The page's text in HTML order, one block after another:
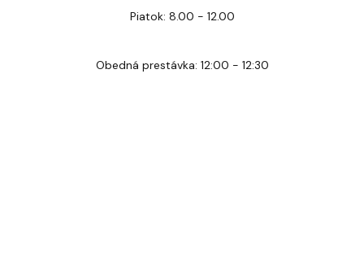
Piatok: 8.00 - 12.00
Obedná prestávka: 12:00 - 12:30